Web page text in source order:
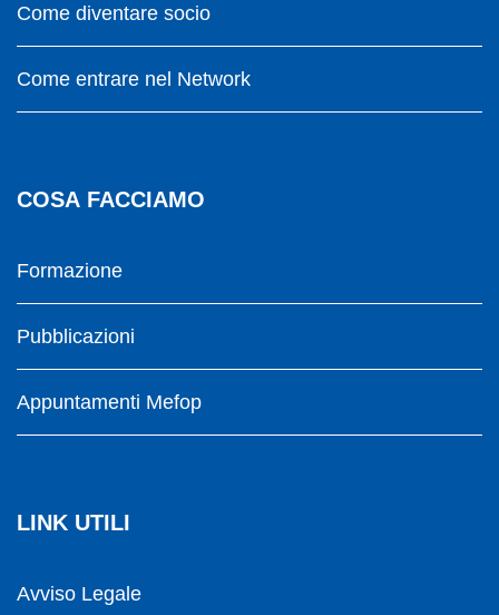
Come diventare socio
Come entrare nel Network
COSA FACCIAMO
Formazione
Pubblicazioni
Appuntamenti Mefop
LINK UTILI
Avviso Legale